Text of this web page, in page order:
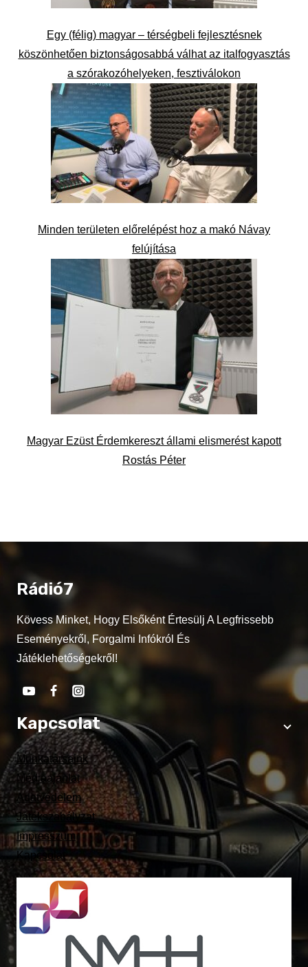
Egy (félig) magyar – térségbeli fejlesztésnek
köszönhetően biztonságosabbá válhat az italfogyasztás
a szórakozóhelyeken, fesztiválokon
Minden területen előrelépést hoz a makó Návay
felújítása
Magyar Ezüst Érdemkereszt állami elismerést kapott
Rostás Péter
Rádió7
Kövess Minket, Hogy Elsőként Értesülj A Legfrissebb
Eseményekről, Forgalmi Infókról És
Játéklehetőségekről!
Kapcsolat
Munkatársaink
Médiaajánlat
Adatvédelem
Játékszabályzat
Impresszum
Kapcsolat